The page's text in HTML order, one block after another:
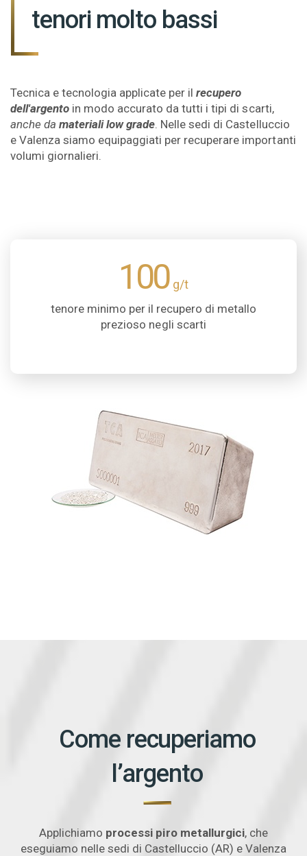
tenori molto bassi
Tecnica e tecnologia applicate per ilrecupero
dell'argento in modo accurato da tutti i tipi di scarti,
anche damateriali low grade. Nelle sedi di Castelluccio
e Valenza siamo equipaggiati per recuperare importanti
volumi giornalieri.
100
tenore minimo per il recupero di metallo
prezioso negli scarti
Come recuperiamo
l’argento
Applichiamo processi piro metallurgici, che
eseguiamo nelle sedi di Castelluccio (AR) e Valenza